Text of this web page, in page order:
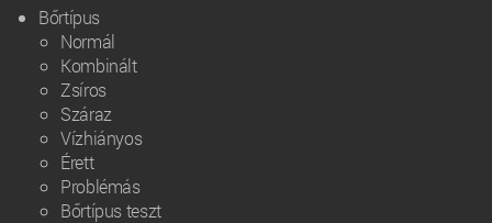
Bőrtípus
Normál
Kombinált
Zsíros
Száraz
Vízhiányos
Érett
Problémás
Bőrtípus teszt